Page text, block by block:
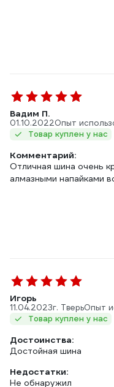
Вадим П.
01.10.2022Опыт
Товар куплен у нас
Комментарий:
Отличная шина очень
алмазными напайками
Игорь
11.04.2023г. ТверьОпыт
Товар куплен у нас
Достоинства:
Достойная шина
Недостатки:
Не обнаружил